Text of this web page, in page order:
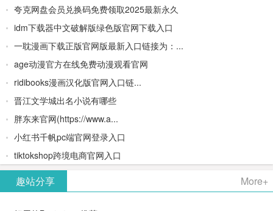
新AI图像
生成器
成
Doubao-
1.5-pro与
PPT
夸克网盘会员兑换码免费领取2025最新永久
idm下载器中文破解版绿色版官网下载入口
一耽漫画下载正版官网版最新入口链接为：...
age动漫官方在线免费动漫观看官网
ridibooks漫画汉化版官网入口链...
晋江文学城出名小说有哪些
胖东来官网(https://www.a...
小红书千帆pc端官网登录入口
tiktokshop跨境电商官网入口
趣站分享 More+